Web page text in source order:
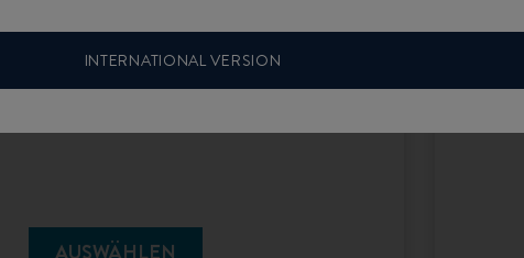
INTERNATIONAL VERSION
Individuelle Konfiguration
AUSWÄHLEN